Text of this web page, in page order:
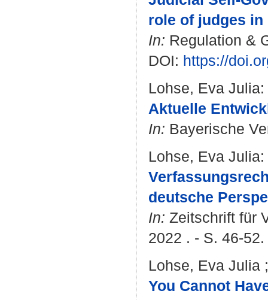
role of judges
In: Regulation &
DOI: https://
Lohse, Eva Julia:
Aktuelle
In: Bayerische
Lohse, Eva Julia:
deutsche
In: Zeitschrift für
2022 . - S. 46-52.
Lohse, Eva Julia
You Cannot